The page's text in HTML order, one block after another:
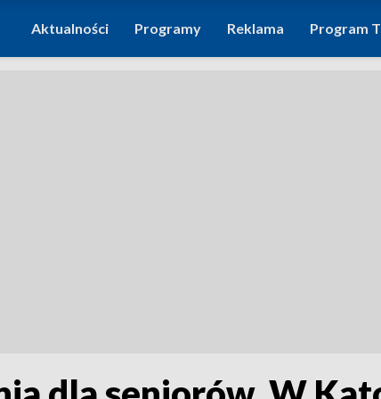
Aktualności Programy Reklama Program